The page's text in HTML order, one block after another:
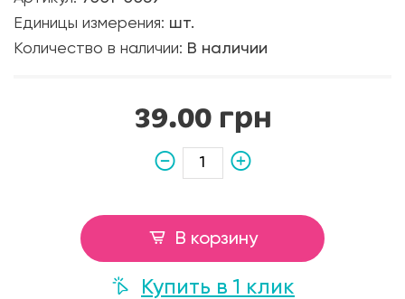
Единицы измерения: шт.
Количество в наличии: В наличии
39.00 грн
В корзину
Купить в 1 клик